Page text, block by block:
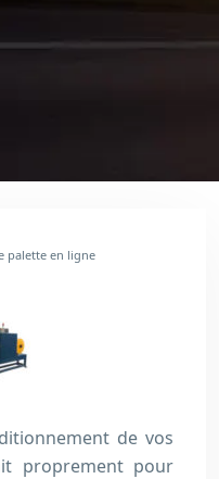
palette en ligne
de vos
proprement pour